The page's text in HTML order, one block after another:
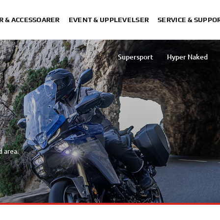
& ACCESSOARER EVENT & UPPLEVELSER SERVICE &
Supersport Hyper Naked
Off Road Competition
Jämför Motorcyklar
Boka en provkörning
Börja Köra Motorcykel
area.